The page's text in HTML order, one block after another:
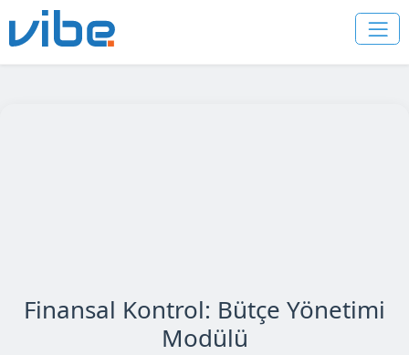
Finansal Kontrol: Bütçe Yönetimi
Modülü